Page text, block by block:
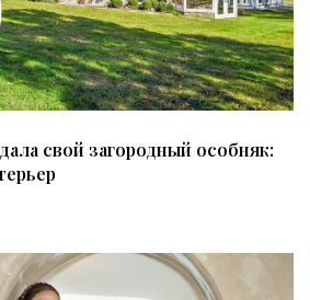
свой загородный особняк: